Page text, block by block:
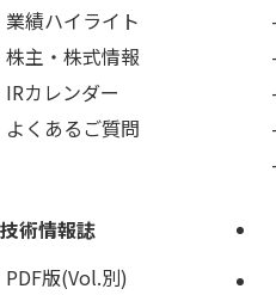
業績ハイライト
株主・株式情報
IRカレンダー
よくあるご質問
技術情報誌
PDF版(Vol.別)